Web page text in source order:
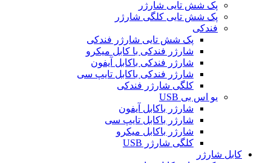
پک شش تایی شارژر
پک شش تایی کلگی شارژر
فندکی
پک شش تایی شارژر فندکی
شارژر فندکی با کابل میکرو
شارژر فندکی باکابل آیفون
شارژر فندکی باکابل تایپ سی
کلگی شارژر فندکی
یو اس بی USB
شارژر باکابل آیفون
شارژر باکابل تایپ سی
شارژر باکابل میکرو
کلگی شارژر USB
کابل شارژر